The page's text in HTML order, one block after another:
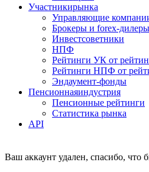
Участникирынка
Управляющие
Брокеры и forex-дилеры
Инвестсоветники
НПФ
Рейтинги УК от
Рейтинги НПФ от
Эндаумент-фонды
Пенсионнаяиндустрия
Пенсионные рейтинги
Статистика рынка
API
Ваш аккаунт удален, спасибо, что